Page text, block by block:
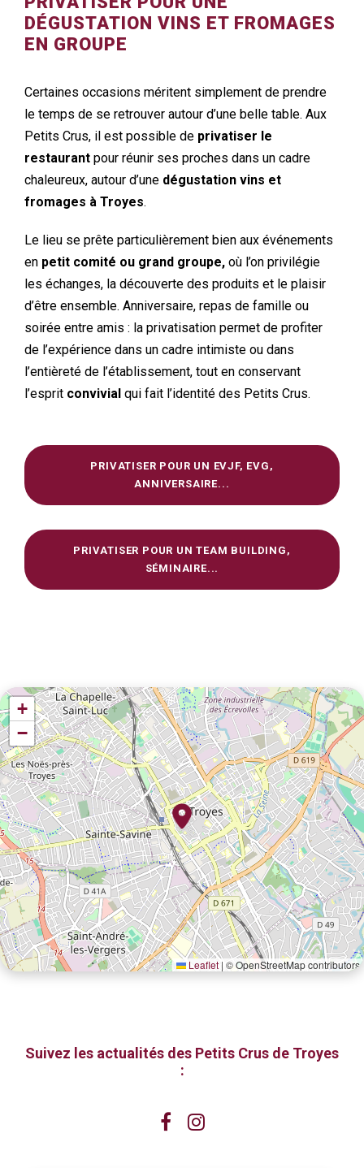
DÉGUSTATION VINS ET FROMAGES
EN GROUPE
Certaines occasions méritent simplement de prendre
le temps de se retrouver autour d’une belle table. Aux
Petits Crus, il est possible de privatiser le
restaurant pour réunir ses proches dans un cadre
chaleureux, autour d’une dégustation vins et
fromages à Troyes.
Le lieu se prête particulièrement bien aux événements
en petit comité ou grand groupe, où l’on privilégie
les échanges, la découverte des produits et le plaisir
d’être ensemble. Anniversaire, repas de famille ou
soirée entre amis : la privatisation permet de profiter
de l’expérience dans un cadre intimiste ou dans
l’entièreté de l’établissement, tout en conservant
l’esprit convivial qui fait l’identité des Petits Crus.
PRIVATISER POUR UN EVJF, EVG,
ANNIVERSAIRE...
PRIVATISER POUR UN TEAM BUILDING,
SÉMINAIRE...
+
−
Leaflet | © OpenStreetMap contributors
Suivez les actualités des Petits Crus de Troyes
: